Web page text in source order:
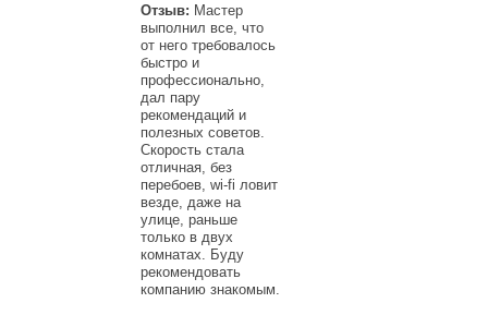
Отзыв: Мастер
выполнил все, что
от него требовалось
быстро и
профессионально,
дал пару
рекомендаций и
полезных советов.
Скорость стала
отличная, без
перебоев, wi-fi ловит
везде, даже на
улице, раньше
только в двух
комнатах. Буду
рекомендовать
компанию знакомым.